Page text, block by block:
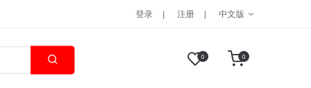
登录 注册 中文版
0 0